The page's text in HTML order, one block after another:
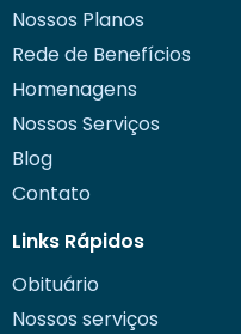
Nossos Planos
Rede de Benefícios
Homenagens
Nossos Serviços
Blog
Contato
Links Rápidos
Obituário
Nossos serviços